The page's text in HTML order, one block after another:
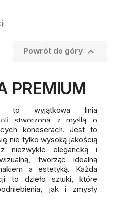
Powrót do góry 
PREMIUM
to wyjątkowa linia
stworzona z myślą o
koneserach. Jest to
nie tylko wysoką jakością
niezwykle elegancką i
tworząc idealną
a estetyką. Każda
to dzieło sztuki, które
jak i zmysły